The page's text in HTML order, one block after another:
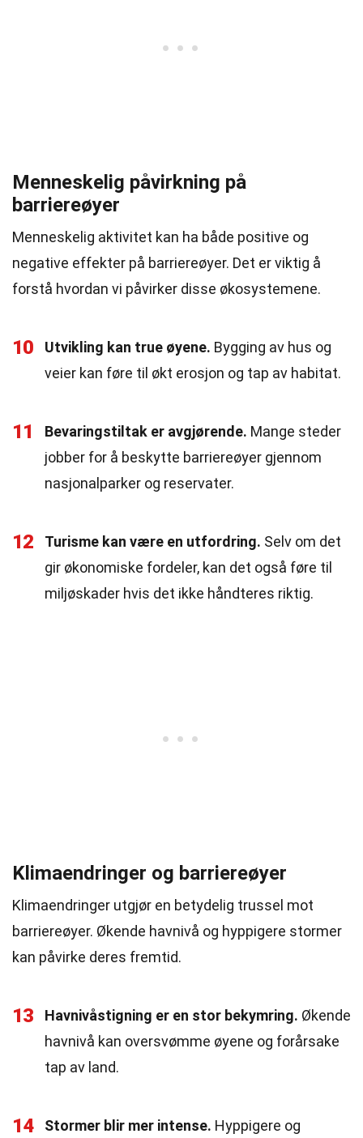
Menneskelig påvirkning på
barriereøyer
Menneskelig aktivitet kan ha både positive og
negative effekter på barriereøyer. Det er viktig å
forstå hvordan vi påvirker disse økosystemene.
10 Utvikling kan true øyene. Bygging av hus og
veier kan føre til økt erosjon og tap av habitat.
11 Bevaringstiltak er avgjørende. Mange steder
jobber for å beskytte barriereøyer gjennom
nasjonalparker og reservater.
12 Turisme kan være en utfordring. Selv om det
gir økonomiske fordeler, kan det også føre til
miljøskader hvis det ikke håndteres riktig.
Klimaendringer og barriereøyer
Klimaendringer utgjør en betydelig trussel mot
barriereøyer. Økende havnivå og hyppigere stormer
kan påvirke deres fremtid.
13 Havnivåstigning er en stor bekymring. Økende
havnivå kan oversvømme øyene og forårsake
tap av land.
14 Stormer blir mer intense. Hyppigere og